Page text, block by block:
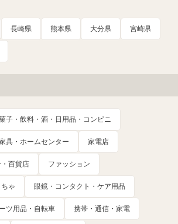
長崎県 熊本県 大分県 宮崎県
子・飲料・酒・日用品・コンビニ
具・ホームセンター 家電店
百貨店 ファッション
ゃ 眼鏡・コンタクト・ケア用品
ツ用品・自転車 携帯・通信・家電